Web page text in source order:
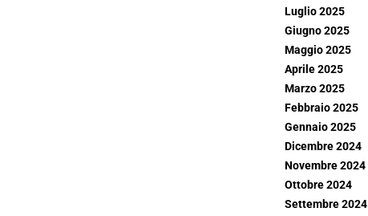
Luglio 2025
Giugno 2025
Maggio 2025
Aprile 2025
Marzo 2025
Febbraio 2025
Gennaio 2025
Dicembre 2024
Novembre 2024
Ottobre 2024
Settembre 2024